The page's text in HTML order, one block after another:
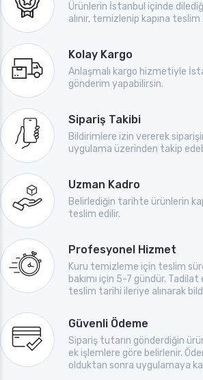
Ürünlerin İstanbul içinde
alınır, temizlenip kapına teslim
Kolay Kargo
Anlaşmalı kargo hizmetiyle
gönderim yapabilirsin.
Sipariş Takibi
Bildirimlere izin vererek
uygulama üzerinden takip
Uzman Kadro
Belirlediğin tarihte ürünlerin
teslim edilir.
Profesyonel Hizmet
Kuru temizleme için teslim
bakımı için 5-7 gündür.
teslim tarihi ileriye alınarak
Güvenli Ödeme
Sipariş tutarın gönderdiğin
ek işlemlere göre belirlenir.
olduktan sonra uygulamaya